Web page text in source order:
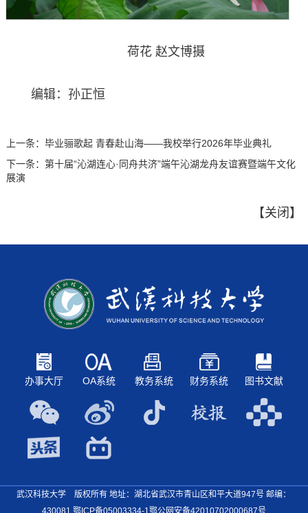
荷花 赵文博摄
编辑：孙正恒
上一条： 毕业骊歌起 青春赴山海——我校举行2026年毕业典礼
下一条： 第十届“沁湖连心·同舟共济”端午沁湖龙舟友谊赛暨端午文化
展演
【关闭 】
办事大厅 OA系统 教务系统 财务系统 图书文献
武汉科技大学 版权所有 地址：湖北省武汉市青山区和平大道947号 邮编：
430081 鄂ICP备05003334-1 鄂公网安备42010702000687号